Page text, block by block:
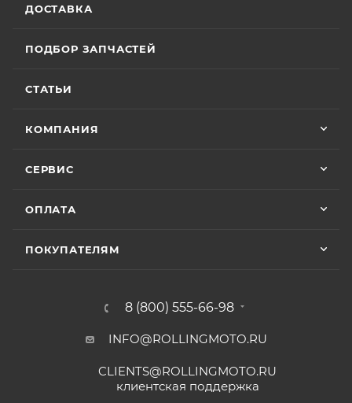
ДОСТАВКА
ПОДБОР ЗАПЧАСТЕЙ
СТАТЬИ
КОМПАНИЯ
СЕРВИС
ОПЛАТА
ПОКУПАТЕЛЯМ
8 (800) 555-66-98
INFO@ROLLINGMOTO.RU
CLIENTS@ROLLINGMOTO.RU
клиентская поддержка